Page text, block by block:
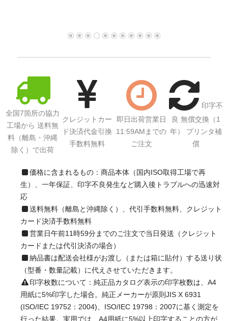
全国7箇所の協力
工場から 送料無
料（離島・沖縄
除く）で出荷
クレジットカー
ド決済代金引換
手数料無料
即日出荷営業日
11:59AMまでの
ご注文
印字不
良 無償交換（1
年） プリンタ補
償
価格に含まれるもの：商品本体（国内ISO取得工場で再
生）、一年保証、印字不良発生など購入後トラブルへの迅速対
応
送料無料（離島と沖縄除く）、代引手数料無料、クレジット
カード決済手数料無料
営業日午前11時59分までのご注文で当日発送（クレジット
カードまたは代引決済の場合）
納品書は配送会社様がお渡し（または箱に貼付）する送り状
（型番・数量記載）に代えさせていただきます。
印字枚数について：純正品カタログ表示の印字枚数は、A4
用紙に5%印字した場合。純正メーカーが原則JIS X 6931
(ISO/IEC 19752：2004)、ISO/IEC 19798：2007に基く測定を
行った結果。実用では、A4用紙に5%以上印字することの方が